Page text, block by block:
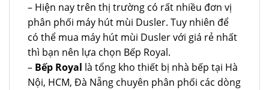
– Hiện nay trên thị trường có rất nhiều đơn vị
phân phối máy hút mùi Dusler. Tuy nhiên để
có thể mua máy hút mùi Dusler với giá rẻ nhất
thì bạn nên lựa chọn Bếp Royal.
– Bếp Royal là tổng kho thiết bị nhà bếp tại Hà
Nội, HCM, Đà Nẵng chuyên phân phối các dòng